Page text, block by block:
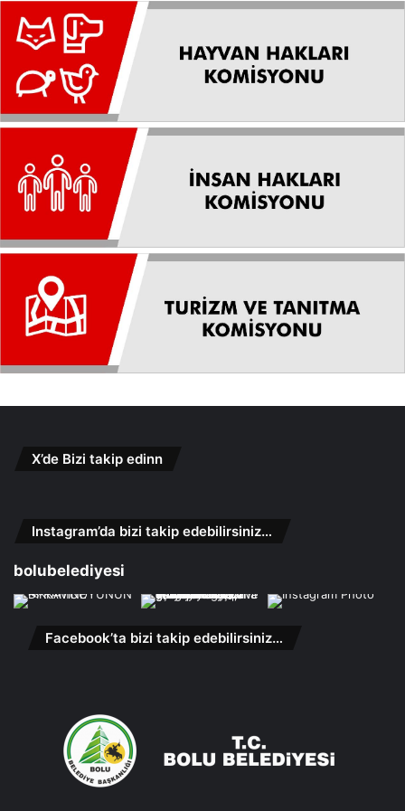
X’de Bizi takip edinn
Instagram’da bizi takip edebilirsiniz…
bolubelediyesi
Facebook’ta bizi takip edebilirsiniz…